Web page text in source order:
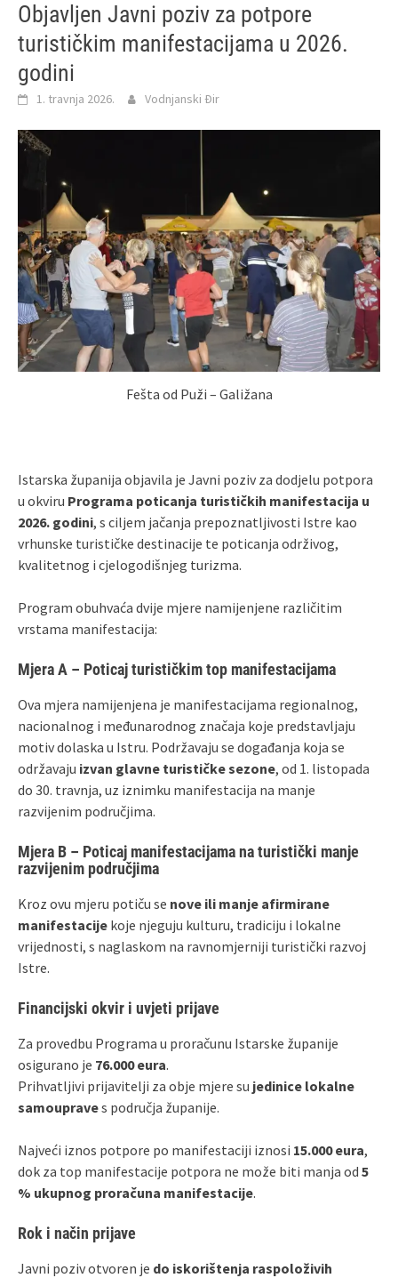
Objavljen Javni poziv za potpore
turističkim manifestacijama u 2026.
godini
1. travnja 2026. Vodnjanski Đir
Fešta od Puži – Galižana
Istarska županija objavila je Javni poziv za dodjelu potpora
u okviru Programa poticanja turističkih manifestacija u
2026. godini, s ciljem jačanja prepoznatljivosti Istre kao
vrhunske turističke destinacije te poticanja održivog,
kvalitetnog i cjelogodišnjeg turizma.
Program obuhvaća dvije mjere namijenjene različitim
vrstama manifestacija:
Mjera A – Poticaj turističkim top manifestacijama
Ova mjera namijenjena je manifestacijama regionalnog,
nacionalnog i međunarodnog značaja koje predstavljaju
motiv dolaska u Istru. Podržavaju se događanja koja se
održavaju izvan glavne turističke sezone, od 1. listopada
do 30. travnja, uz iznimku manifestacija na manje
razvijenim područjima.
Mjera B – Poticaj manifestacijama na turistički manje
razvijenim područjima
Kroz ovu mjeru potiču se nove ili manje afirmirane
manifestacije koje njeguju kulturu, tradiciju i lokalne
vrijednosti, s naglaskom na ravnomjerniji turistički razvoj
Istre.
Financijski okvir i uvjeti prijave
Za provedbu Programa u proračunu Istarske županije
osigurano je 76.000 eura.
Prihvatljivi prijavitelji za obje mjere su jedinice lokalne
samoupraves područja županije.
Najveći iznos potpore po manifestaciji iznosi 15.000 eura,
dok za top manifestacije potpora ne može biti manja od 5
% ukupnog proračuna manifestacije.
Rok i način prijave
Javni poziv otvoren je do iskorištenja raspoloživih